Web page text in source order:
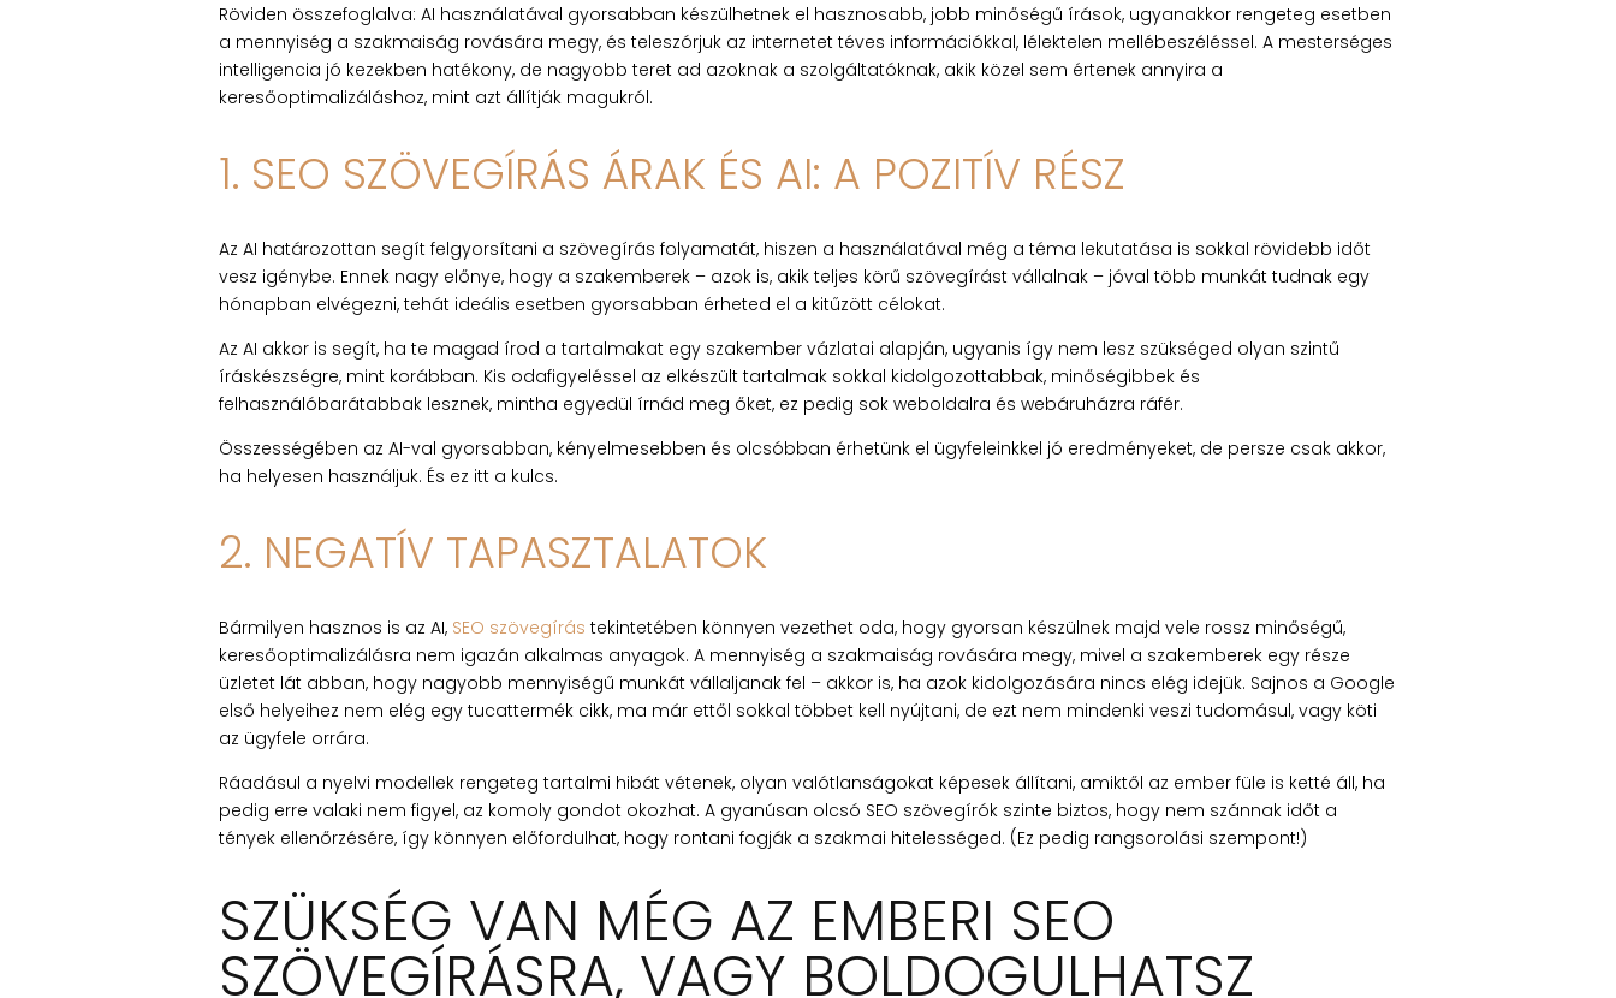
Röviden összefoglalva: AI használatával gyorsabban készülhetnek el hasznosabb, jobb minőségű írások, ugyanakkor rengeteg esetben
a mennyiség a szakmaiság rovására megy, és teleszórjuk az internetet téves információkkal, lélektelen mellébeszéléssel. A mesterséges
intelligencia jó kezekben hatékony, de nagyobb teret ad azoknak a szolgáltatóknak, akik közel sem értenek annyira a
keresőoptimalizáláshoz, mint azt állítják magukról.
1. SEO SZÖVEGÍRÁS ÁRAK ÉS AI: A POZITÍV RÉSZ
Az AI határozottan segít felgyorsítani a szövegírás folyamatát, hiszen a használatával még a téma lekutatása is sokkal rövidebb időt
vesz igénybe. Ennek nagy előnye, hogy a szakemberek – azok is, akik teljes körű szövegírást vállalnak – jóval több munkát tudnak egy
hónapban elvégezni, tehát ideális esetben gyorsabban érheted el a kitűzött célokat.
Az AI akkor is segít, ha te magad írod a tartalmakat egy szakember vázlatai alapján, ugyanis így nem lesz szükséged olyan szintű
íráskészségre, mint korábban. Kis odafigyeléssel az elkészült tartalmak sokkal kidolgozottabbak, minőségibbek és
felhasználóbarátabbak lesznek, mintha egyedül írnád meg őket, ez pedig sok weboldalra és webáruházra ráfér.
Összességében az AI-val gyorsabban, kényelmesebben és olcsóbban érhetünk el ügyfeleinkkel jó eredményeket, de persze csak akkor,
ha helyesen használjuk. És ez itt a kulcs.
2. NEGATÍV TAPASZTALATOK
Bármilyen hasznos is az AI, SEO szövegírás tekintetében könnyen vezethet oda, hogy gyorsan készülnek majd vele rossz minőségű,
keresőoptimalizálásra nem igazán alkalmas anyagok. A mennyiség a szakmaiság rovására megy, mivel a szakemberek egy része
üzletet lát abban, hogy nagyobb mennyiségű munkát vállaljanak fel – akkor is, ha azok kidolgozására nincs elég idejük. Sajnos a Google
első helyeihez nem elég egy tucattermék cikk, ma már ettől sokkal többet kell nyújtani, de ezt nem mindenki veszi tudomásul, vagy köti
az ügyfele orrára.
Ráadásul a nyelvi modellek rengeteg tartalmi hibát vétenek, olyan valótlanságokat képesek állítani, amiktől az ember füle is ketté áll, ha
pedig erre valaki nem figyel, az komoly gondot okozhat. A gyanúsan olcsó SEO szövegírók szinte biztos, hogy nem szánnak időt a
tények ellenőrzésére, így könnyen előfordulhat, hogy rontani fogják a szakmai hitelességed. (Ez pedig rangsorolási szempont!)
SZÜKSÉG VAN MÉG AZ EMBERI SEO
SZÖVEGÍRÁSRA, VAGY BOLDOGULHATSZ